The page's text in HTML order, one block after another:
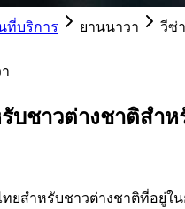
ที่บริการ ยานนาวา
วีซ่
บชาวต่างชาติสำ
ทยสำหรับชาวต่างชาติที่อยู่ใ